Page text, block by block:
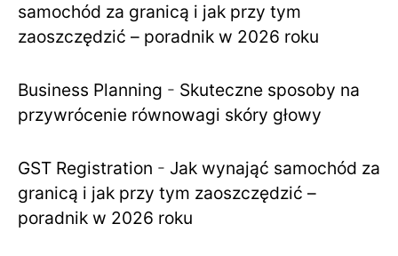
samochód za granicą i jak przy tym
zaoszczędzić – poradnik w 2026 roku
Business Planning - Skuteczne sposoby na
przywrócenie równowagi skóry głowy
GST Registration - Jak wynająć samochód za
granicą i jak przy tym zaoszczędzić –
poradnik w 2026 roku